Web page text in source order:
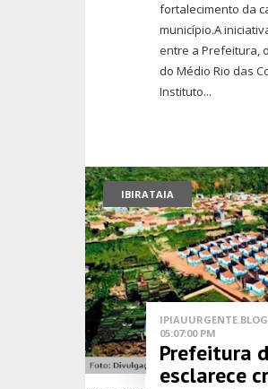
fortalecimento da
município.A
entre a Prefeitura,
do Médio Rio das
Instituto...
IBIRATAIA
05:07:00 PM
Prefeitura
esclarece